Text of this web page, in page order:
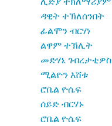
ዳዊት ተኽለሰንበት
ፊልሞን ብርሃነ
ልዋም ተኽሊት
መድሃኔ ገብረታቲዎስ
ሚልዮን እሸቱ
ሮቤል ዮሴፍ
ሰይድ ብርሃኑ
ሮቤል ዮሴፍ